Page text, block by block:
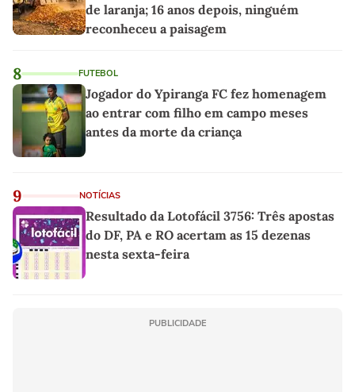
de laranja; 16 anos depois, ninguém
reconheceu a paisagem
8 FUTEBOL
Jogador do Ypiranga FC fez homenagem
ao entrar com filho em campo meses
antes da morte da criança
9 NOTÍCIAS
Resultado da Lotofácil 3756: Três apostas
do DF, PA e RO acertam as 15 dezenas
nesta sexta-feira
PUBLICIDADE